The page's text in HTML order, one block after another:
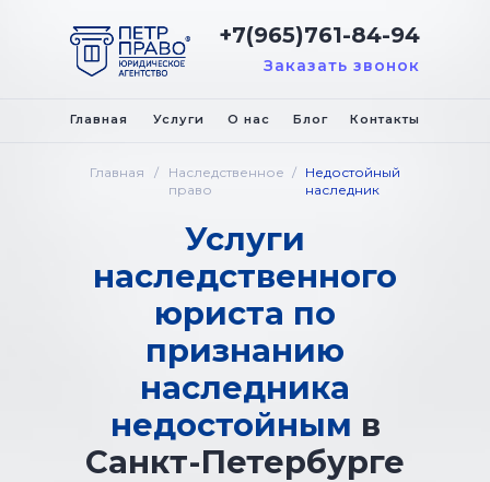
Услуги
наследственного
юриста по
признанию
наследника
недостойным в
Санкт-Петербурге
Недостойный
наследник
Главная /
Наследственное
право
/
Блог
Заказать звонок
+7(965)761-84-94
Контакты
О нас
Услуги
Главная